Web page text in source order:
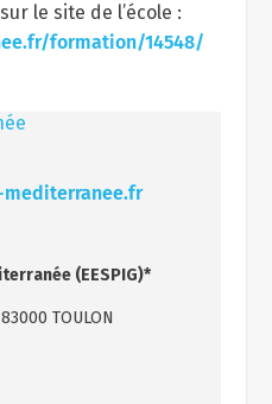
le site de l’école :
formation/14548/
mediterranee.fr
(EESPIG)*
TOULON